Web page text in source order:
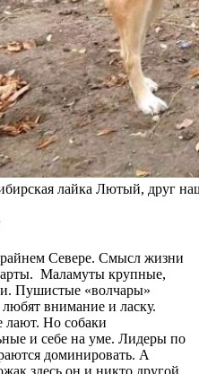
лайка Лютый, друг
Севере. Смысл жизни
Маламуты крупные,
Пушистые «волчары»
внимание и ласку.
лают. Но собаки
и себе на уме. Лидеры по
доминировать. А
здесь он и никто другой.